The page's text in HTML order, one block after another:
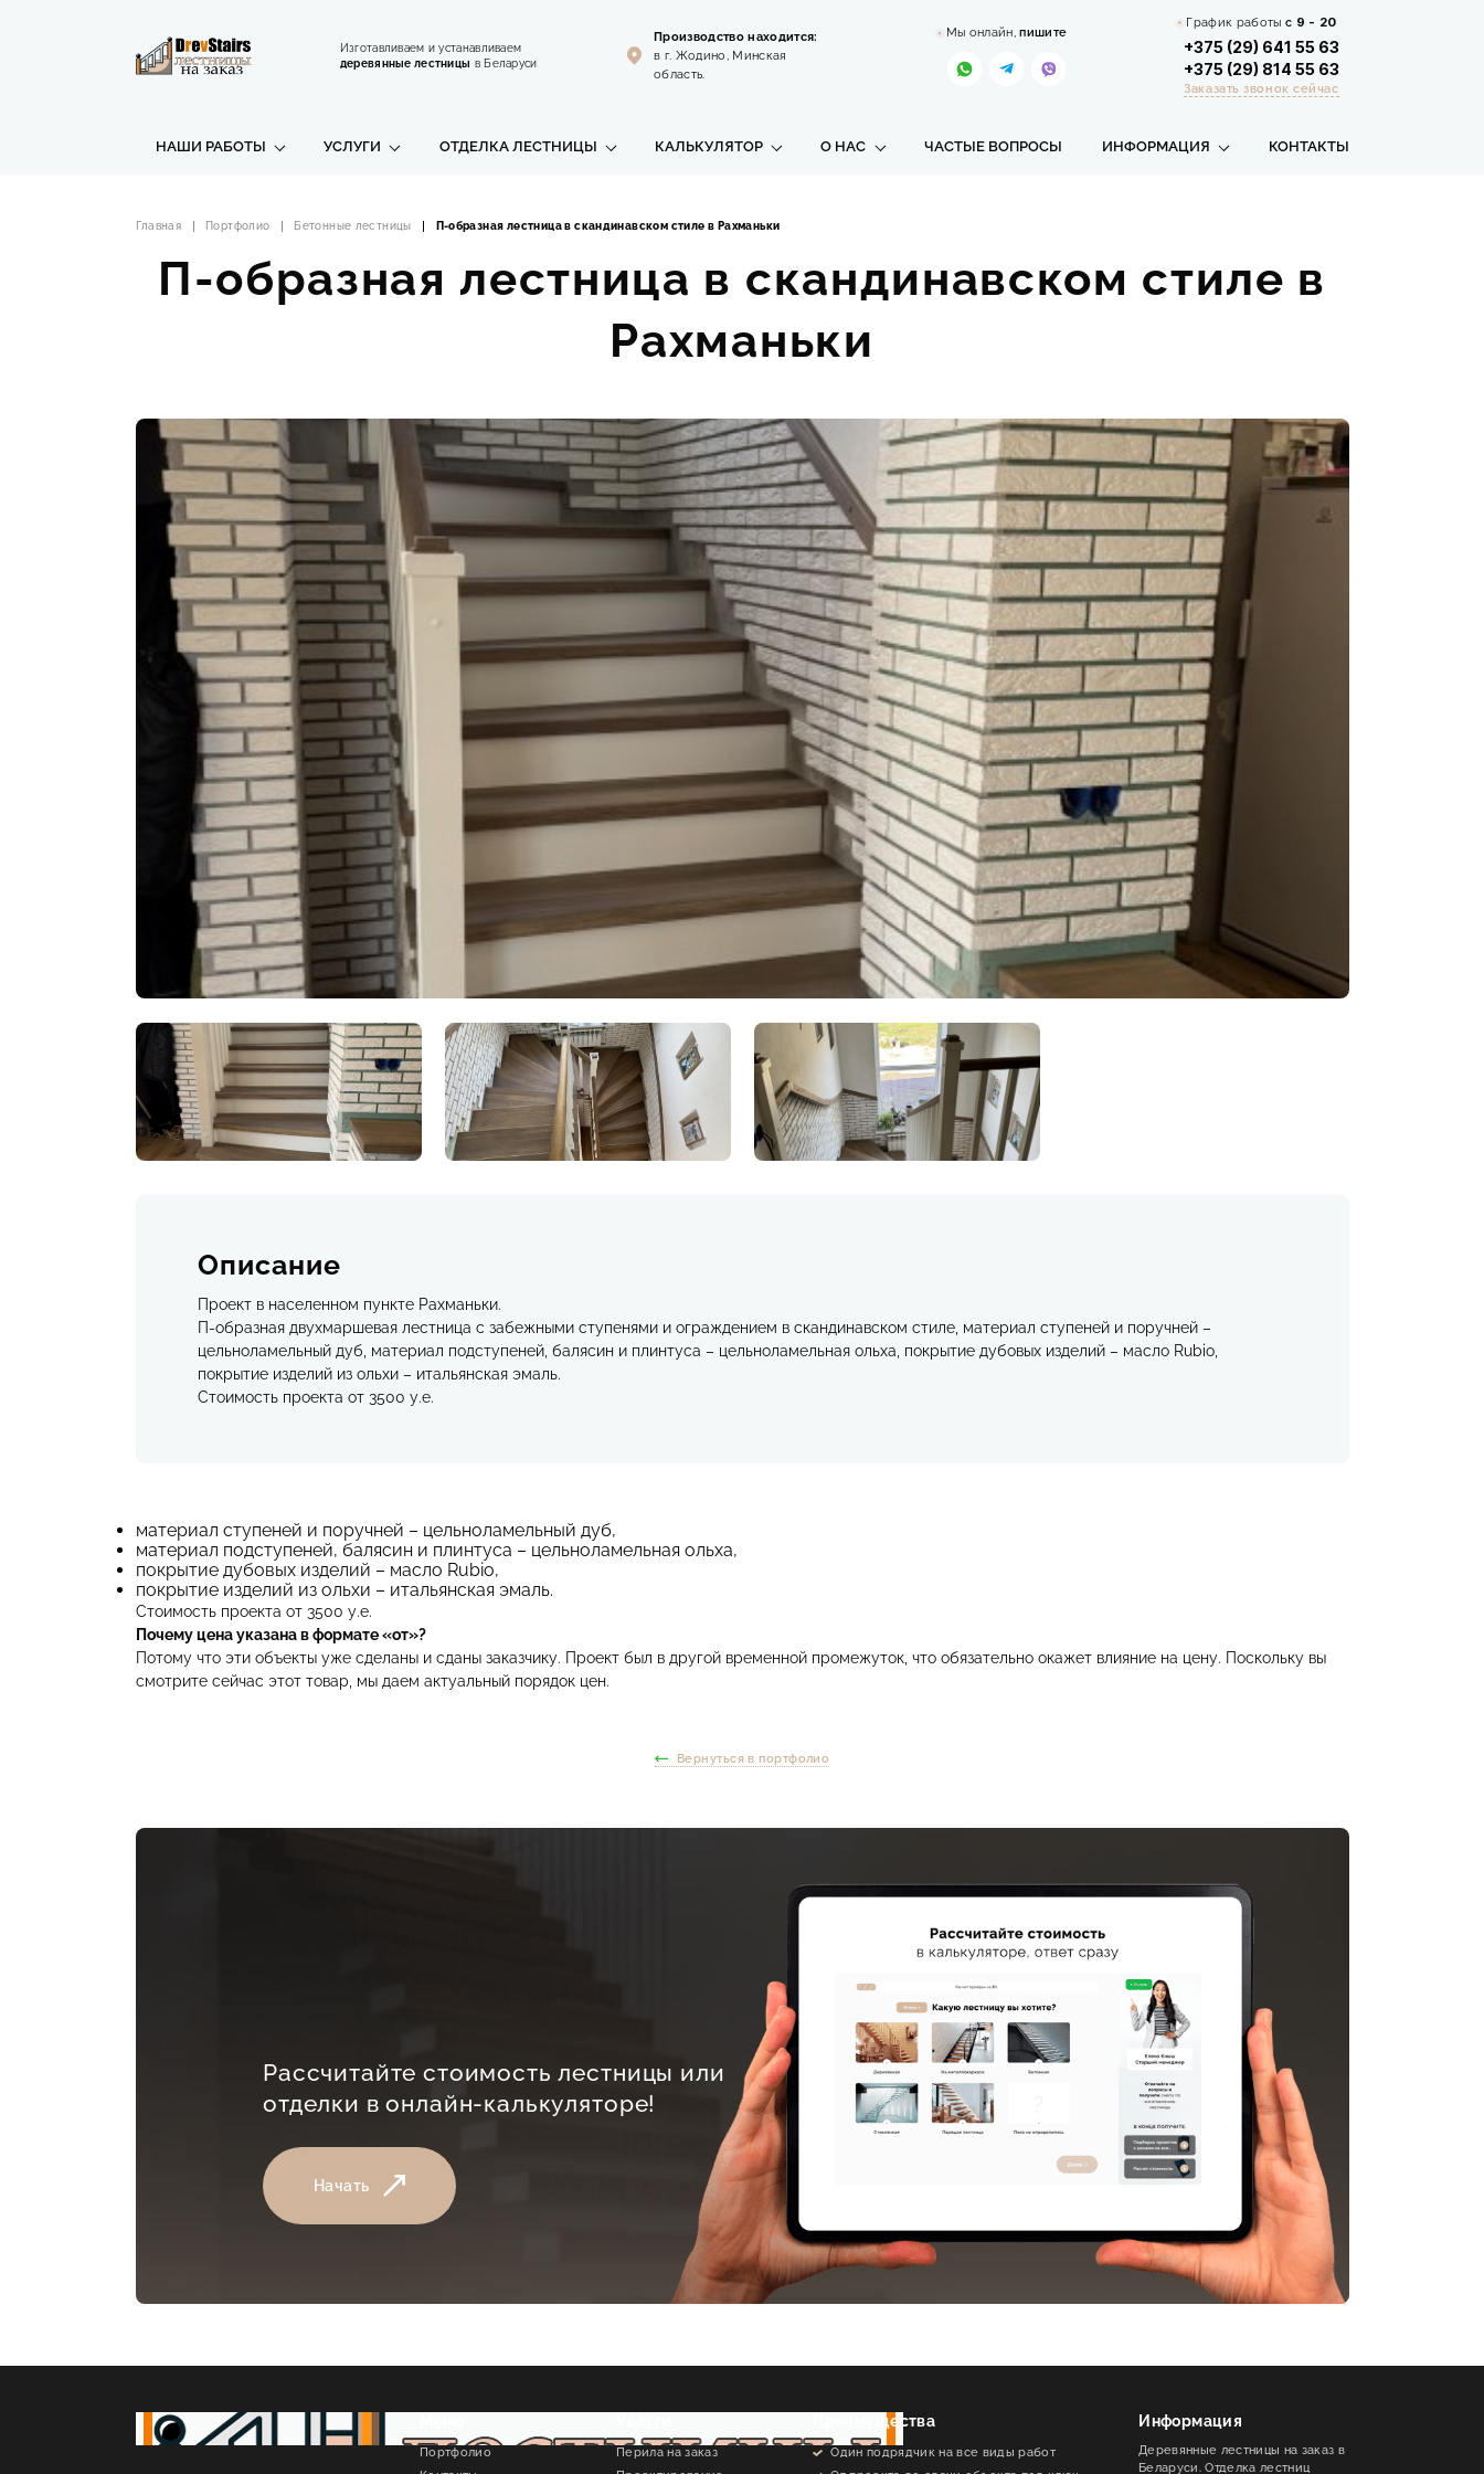
Изготавливаем и устанавливаем
деревянные лестницы в Беларуси
Производство находится:
в г. Жодино, Минская
область.
Мы онлайн,пишите
График работы с 9 - 20
+375 (29) 641 55 63
+375 (29) 814 55 63
Заказать звонок сейчас
НАШИ РАБОТЫ УСЛУГИ ОТДЕЛКА ЛЕСТНИЦЫ КАЛЬКУЛЯТОР О НАС ЧАСТЫЕ ВОПРОСЫ ИНФОРМАЦИЯ КОНТАКТЫ
Главная Портфолио Бетонные лестницы П-образная лестница в скандинавском стиле в Рахманьки
П-образная лестница в скандинавском стиле в
Рахманьки
Описание
Проект в населенном пункте Рахманьки.
П-образная двухмаршевая лестница с забежными ступенями и ограждением в скандинавском стиле, материал ступеней и поручней –
цельноламельный дуб, материал подступеней, балясин и плинтуса – цельноламельная ольха, покрытие дубовых изделий – масло Rubio,
покрытие изделий из ольхи – итальянская эмаль.
Стоимость проекта от 3500 у.е.
материал ступеней и поручней – цельноламельный дуб,
материал подступеней, балясин и плинтуса – цельноламельная ольха,
покрытие дубовых изделий – масло Rubio,
покрытие изделий из ольхи – итальянская эмаль.
Стоимость проекта от 3500 у.е.
Почему цена указана в формате «от»?
Потому что эти объекты уже сделаны и сданы заказчику. Проект был в другой временной промежуток, что обязательно окажет влияние на цену. Поскольку вы
смотрите сейчас этот товар, мы даем актуальный порядок цен.
Вернуться в портфолио
Рассчитайте стоимость лестницы или
отделки в онлайн-калькуляторе!
Начать
Портфолио
Перила на заказ
Преимущества
Один подрядчик на все виды работ
Информация
Деревянные лестницы на заказ в
Беларуси. Отделка лестниц